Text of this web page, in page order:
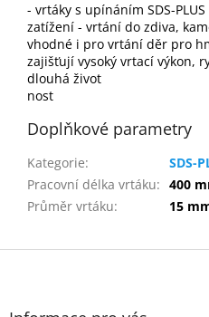
- vrtáky s upínáním SDS-
zatížení - vrtání do zdiva,
vhodné i pro vrtání děr pro
zajišťují vysoký vrtací výkon,
dlouhá život
nost
Doplňkové parametry
Kategorie:
SDS-
Pracovní délka vrtáku: 400
Průměr vrtáku: 15
Z